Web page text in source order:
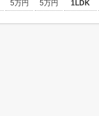
5万円 5万円 1LDK